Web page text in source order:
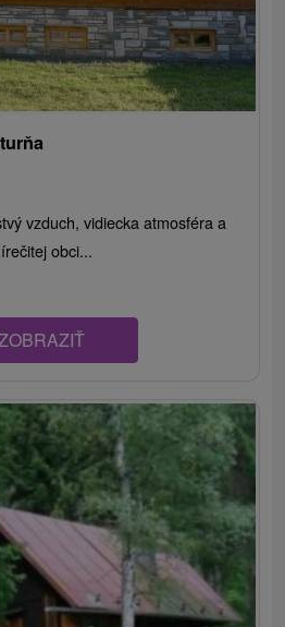
vzduch, vidiecka atmosféra a
obci...